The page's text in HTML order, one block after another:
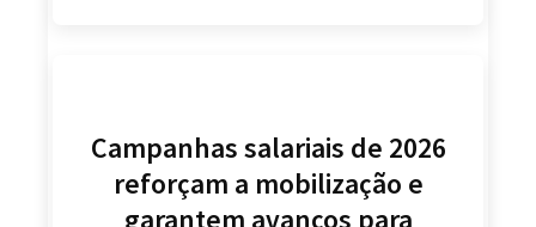
Campanhas salariais de 2026
reforçam a mobilização e
garantem avanços para